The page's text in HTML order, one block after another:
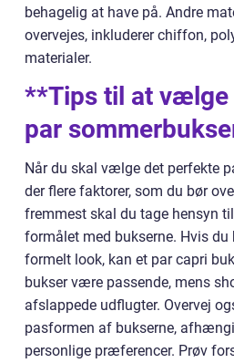
behagelig at have på. Andre
overvejes, inkluderer chiffon,
materialer.
**Tips til at vælge
par
Når du skal vælge det perfekte
der flere faktorer, som du bør
fremmest skal du tage hensyn
formålet med bukserne. Hvis du
formelt look, kan et par capri
bukser være passende, mens
afslappede udflugter. Overvej
pasformen af bukserne,
personlige præferencer. Prøv